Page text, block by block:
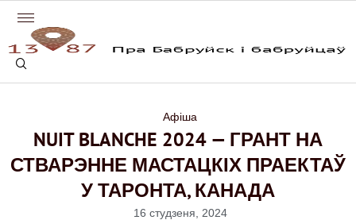
Афіша
NUIT BLANCHE 2024 — ГРАНТ НА
СТВАРЭННЕ МАСТАЦКІХ ПРАЕКТАЎ
У ТАРОНТА, КАНАДА
16 студзеня, 2024